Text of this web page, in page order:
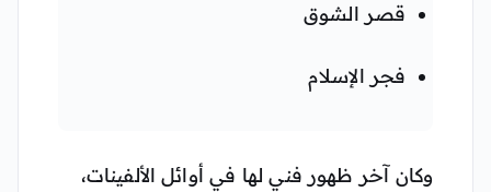
قصر الشوق
فجر الإسلام
وكان آخر ظهور فني لها في أوائل الألفينات،